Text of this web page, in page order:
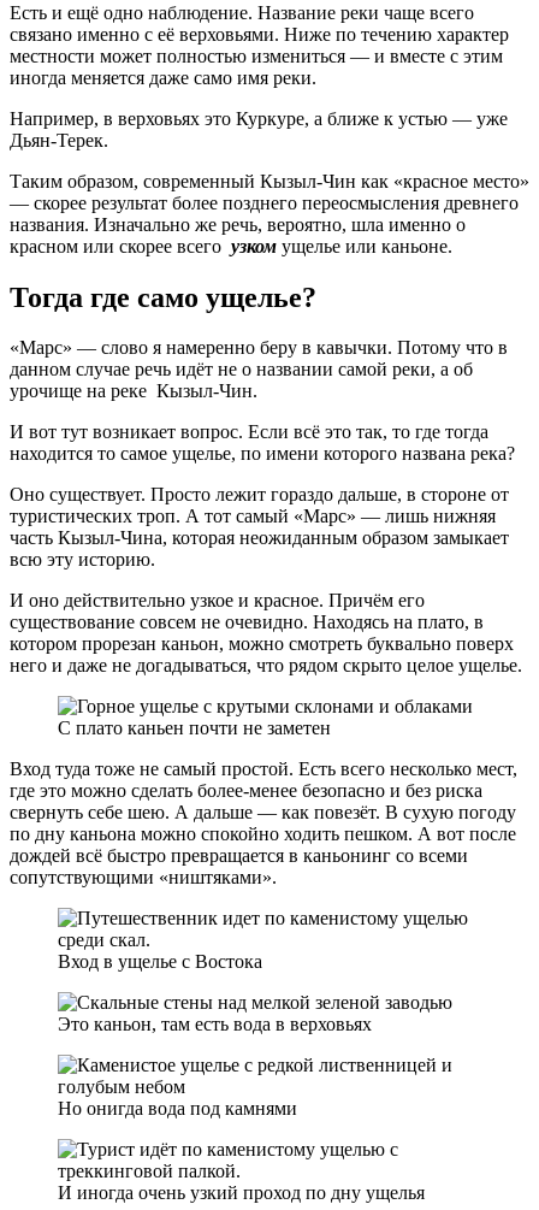
Есть и ещё одно наблюдение. Название реки чаще всего
связано именно с её верховьями. Ниже по течению характер
местности может полностью измениться — и вместе с этим
иногда меняется даже само имя реки.
Например, в верховьях это Куркуре, а ближе к устью — уже
Дьян-Терек.
Таким образом, современный Кызыл-Чин как «красное место»
— скорее результат более позднего переосмысления древнего
названия. Изначально же речь, вероятно, шла именно о
красном или скорее всего узком ущелье или каньоне.
Тогда где само ущелье?
«Марс» — слово я намеренно беру в кавычки. Потому что в
данном случае речь идёт не о названии самой реки, а об
урочище на реке Кызыл-Чин.
И вот тут возникает вопрос. Если всё это так, то где тогда
находится то самое ущелье, по имени которого названа река?
Оно существует. Просто лежит гораздо дальше, в стороне от
туристических троп. А тот самый «Марс» — лишь нижняя
часть Кызыл-Чина, которая неожиданным образом замыкает
всю эту историю.
И оно действительно узкое и красное. Причём его
существование совсем не очевидно. Находясь на плато, в
котором прорезан каньон, можно смотреть буквально поверх
него и даже не догадываться, что рядом скрыто целое ущелье.
С плато каньен почти не заметен
Вход туда тоже не самый простой. Есть всего несколько мест,
где это можно сделать более-менее безопасно и без риска
свернуть себе шею. А дальше — как повезёт. В сухую погоду
по дну каньона можно спокойно ходить пешком. А вот после
дождей всё быстро превращается в каньонинг со всеми
сопутствующими «ништяками».
Вход в ущелье с Востока
Это каньон, там есть вода в верховьях
Но онигда вода под камнями
И иногда очень узкий проход по дну ущелья